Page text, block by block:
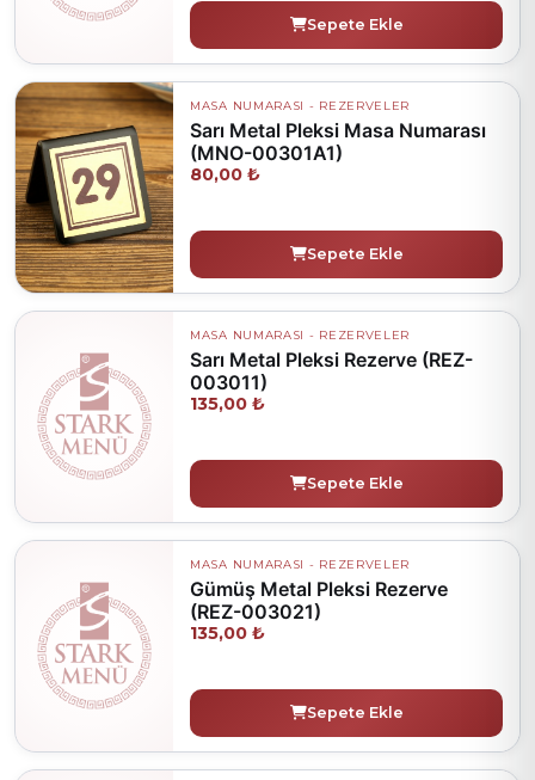
Sepete Ekle
MASA NUMARASI - REZERVELER
Sarı Metal Pleksi Masa Numarası
(MNO-00301A1)
80,00 ₺
Sepete Ekle
MASA NUMARASI - REZERVELER
Sarı Metal Pleksi Rezerve (REZ-
003011)
135,00 ₺
Sepete Ekle
MASA NUMARASI - REZERVELER
Gümüş Metal Pleksi Rezerve
(REZ-003021)
135,00 ₺
Sepete Ekle